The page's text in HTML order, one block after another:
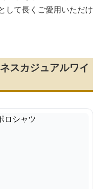
して長くご愛用いただけ
スカジュアルワイ